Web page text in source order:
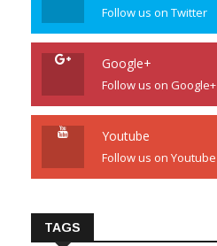
Follow us on Twitter
Google+
Follow us on Google+
Youtube
Follow us on Youtube
TAGS